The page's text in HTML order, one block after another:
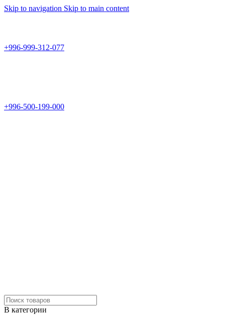
Skip to navigation Skip to main content
+996-999-312-077
+996-500-199-000
В категории